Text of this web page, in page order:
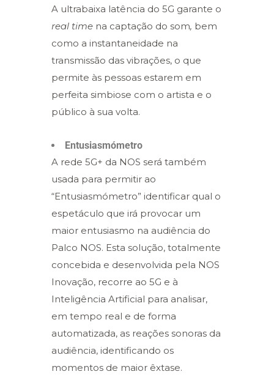
A ultrabaixa latência do 5G garante o
real time na captação do som, bem
como a instantaneidade na
transmissão das vibrações, o que
permite às pessoas estarem em
perfeita simbiose com o artista e o
público à sua volta.
Entusiasmómetro
A rede 5G+ da NOS será também
usada para permitir ao
“Entusiasmómetro” identificar qual o
espetáculo que irá provocar um
maior entusiasmo na audiência do
Palco NOS. Esta solução, totalmente
concebida e desenvolvida pela NOS
Inovação, recorre ao 5G e à
Inteligência Artificial para analisar,
em tempo real e de forma
automatizada, as reações sonoras da
audiência, identificando os
momentos de maior êxtase.